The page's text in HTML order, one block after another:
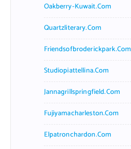
Oakberry-Kuwait.com
Quartzliterary.com
Friendsofbroderickpark.com
Studiopiattellina.com
Jannagrillspringfield.com
Fujiyamacharleston.com
Elpatronchardon.com